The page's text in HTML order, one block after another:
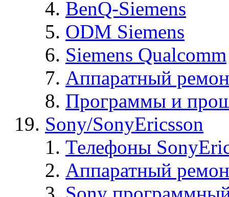
BenQ-Siemens
ODM Siemens
Siemens Qualcomm
Аппаратный
Программы и
Sony/SonyEricsson
Телефоны
Аппаратный